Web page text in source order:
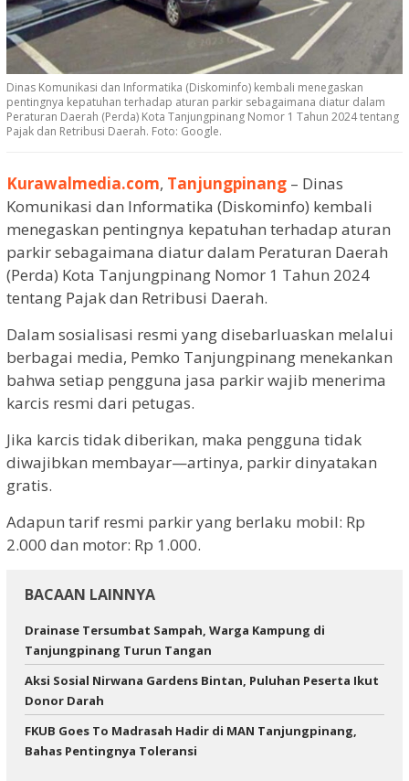
Dinas Komunikasi dan Informatika (Diskominfo) kembali menegaskan
pentingnya kepatuhan terhadap aturan parkir sebagaimana diatur dalam
Peraturan Daerah (Perda) Kota Tanjungpinang Nomor 1 Tahun 2024 tentang
Pajak dan Retribusi Daerah. Foto: Google.
Kurawalmedia.com, Tanjungpinang – Dinas
Komunikasi dan Informatika (Diskominfo) kembali
menegaskan pentingnya kepatuhan terhadap aturan
parkir sebagaimana diatur dalam Peraturan Daerah
(Perda) Kota Tanjungpinang Nomor 1 Tahun 2024
tentang Pajak dan Retribusi Daerah.
Dalam sosialisasi resmi yang disebarluaskan melalui
berbagai media, Pemko Tanjungpinang menekankan
bahwa setiap pengguna jasa parkir wajib menerima
karcis resmi dari petugas.
Jika karcis tidak diberikan, maka pengguna tidak
diwajibkan membayar—artinya, parkir dinyatakan
gratis.
Adapun tarif resmi parkir yang berlaku mobil: Rp
2.000 dan motor: Rp 1.000.
BACAAN LAINNYA
Drainase Tersumbat Sampah, Warga Kampung di
Tanjungpinang Turun Tangan
Aksi Sosial Nirwana Gardens Bintan, Puluhan Peserta Ikut
Donor Darah
FKUB Goes To Madrasah Hadir di MAN Tanjungpinang,
Bahas Pentingnya Toleransi